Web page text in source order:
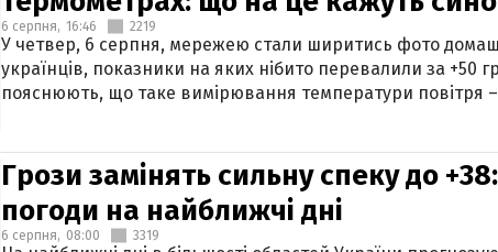
6 серпня, 16:46 2219
У четвер, 6 серпня, мережею стали ширитись фото
українців, показники на яких нібито перевалили за +50
пояснюють, що таке вимірювання температури повітря
Грози замінять сильну спеку до
погоди на найближчі дні
6 серпня, 08:00 3319